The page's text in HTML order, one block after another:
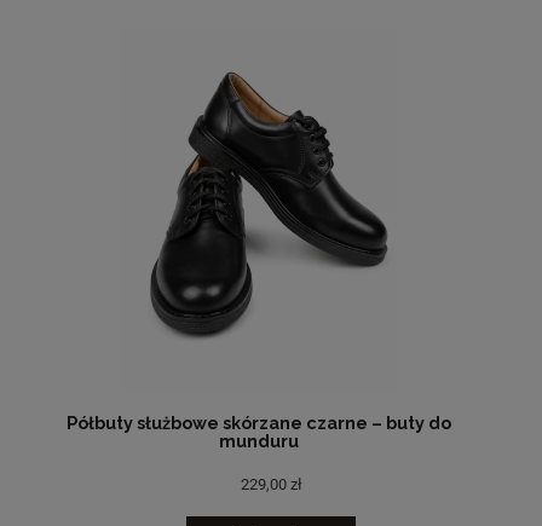
Półbuty służbowe skórzane czarne – buty do
munduru
229,00 zł